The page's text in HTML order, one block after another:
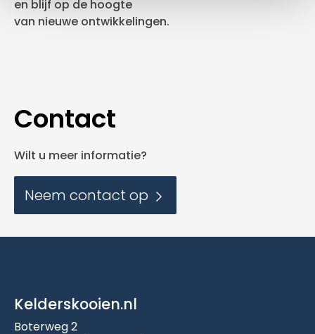
en blijf op de hoogte
van nieuwe ontwikkelingen.
Contact
Wilt u meer informatie?
Neem contact op
Kelderskooien.nl
Boterweg 2